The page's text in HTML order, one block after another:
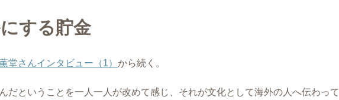
する貯金
堂さんインタビュー（1） から続く。
だということを一人一人が改めて感じ、それが文化として海外の人へ伝わって